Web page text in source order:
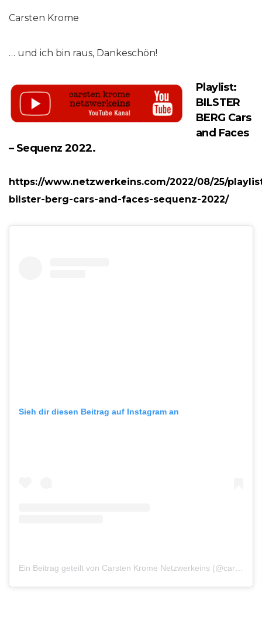
Carsten Krome
… und ich bin raus, Dankeschön!
Playlist:
BILSTER
BERG Cars
and Faces
– Sequenz 2022.
https://www.netzwerkeins.com/2022/08/25/
bilster-berg-cars-and-faces-sequenz-2022/
Sieh dir diesen Beitrag auf Instagram an